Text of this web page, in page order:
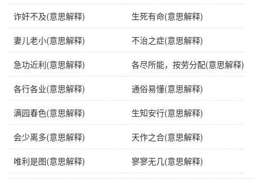
诈奸不及(意思解释) 生死有命(意思解释)
妻儿老小(意思解释) 不治之症(意思解释)
急功近利(意思解释) 各尽所能，按劳分配(意思解释)
各行各业(意思解释) 通俗易懂(意思解释)
满园春色(意思解释) 生知安行(意思解释)
会少离多(意思解释) 天作之合(意思解释)
唯利是图(意思解释) 寥寥无几(意思解释)